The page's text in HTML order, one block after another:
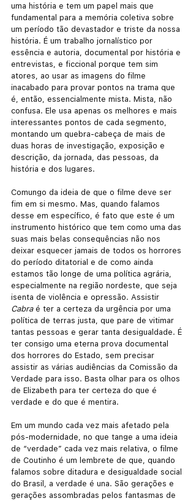
uma história e tem um papel mais que
fundamental para a memória coletiva sobre
um período tão devastador e triste da nossa
história. É um trabalho jornalístico por
essência e autoria, documental por história e
entrevistas, e ficcional porque tem sim
atores, ao usar as imagens do filme
inacabado para provar pontos na trama que
é, então, essencialmente mista. Mista, não
confusa. Ele usa apenas os melhores e mais
interessantes pontos de cada segmento,
montando um quebra-cabeça de mais de
duas horas de investigação, exposição e
descrição, da jornada, das pessoas, da
história e dos lugares.
Comungo da ideia de que o filme deve ser
fim em si mesmo. Mas, quando falamos
desse em específico, é fato que este é um
instrumento histórico que tem como uma das
suas mais belas consequências não nos
deixar esquecer jamais de todos os horrores
do período ditatorial e de como ainda
estamos tão longe de uma política agrária,
especialmente na região nordeste, que seja
isenta de violência e opressão. Assistir
Cabra é ter a certeza da urgência por uma
política de terras justa, que pare de vitimar
tantas pessoas e gerar tanta desigualdade. É
ter consigo uma eterna prova documental
dos horrores do Estado, sem precisar
assistir as várias audiências da Comissão da
Verdade para isso. Basta olhar para os olhos
de Elizabeth para ter certeza do que é
verdade e do que é mentira.
Em um mundo cada vez mais afetado pela
pós-modernidade, no que tange a uma ideia
de “verdade” cada vez mais relativa, o filme
de Coutinho é um lembrete de que, quando
falamos sobre ditadura e desigualdade social
do Brasil, a verdade é una. São gerações e
gerações assombradas pelos fantasmas de